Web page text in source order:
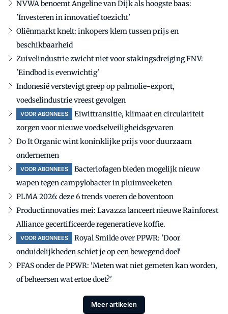
NVWA benoemt Angeline van Dijk als hoogste baas:
'Investeren in innovatief toezicht'
Oliënmarkt knelt: inkopers klem tussen prijs en
beschikbaarheid
Zuivelindustrie zwicht niet voor stakingsdreiging FNV:
'Eindbod is evenwichtig'
Indonesië verstevigt greep op palmolie-export,
voedselindustrie vreest gevolgen
VOOR ABONNEES
Eiwittransitie, klimaat en circulariteit
zorgen voor nieuwe voedselveiligheidsgevaren
Do It Organic wint koninklijke prijs voor duurzaam
ondernemen
VOOR ABONNEES
Bacteriofagen bieden mogelijk nieuw
wapen tegen campylobacter in pluimveeketen
PLMA 2026: deze 6 trends voeren de boventoon
Productinnovaties mei: Lavazza lanceert nieuwe Rainforest
Alliance gecertificeerde regeneratieve koffie.
VOOR ABONNEES
Royal Smilde over PPWR: 'Door
onduidelijkheden schiet je op een bewegend doel'
PFAS onder de PPWR: 'Meten wat niet gemeten kan worden,
of beheersen wat ertoe doet?'
Meer artikelen